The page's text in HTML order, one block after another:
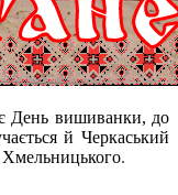
День вишиванки, до
й Черкаський
Хмельницького.